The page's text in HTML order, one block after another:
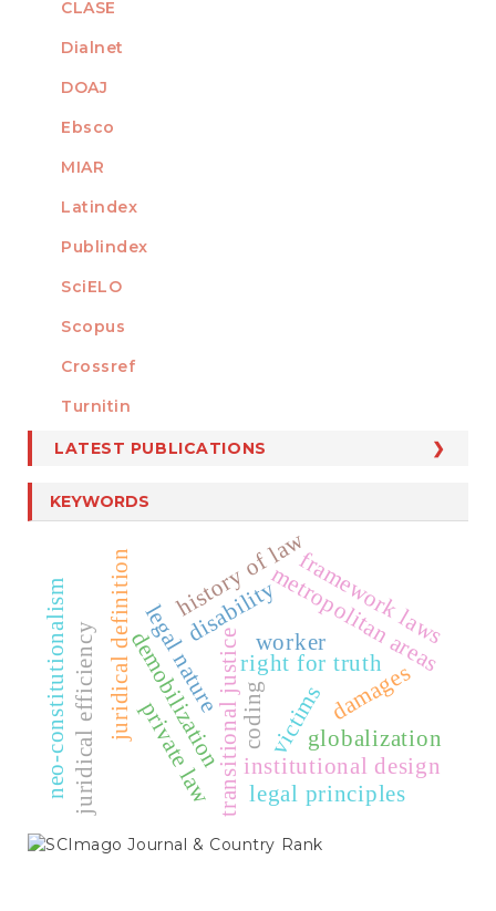
CLASE
Dialnet
DOAJ
Ebsco
MIAR
Latindex
Publindex
SciELO
Scopus
MEMBER OF
Crossref
Turnitin
LATEST PUBLICATIONS
KEYWORDS
transitional justice victims
demobilization right for truth
metropolitan areas
juridical definition
institutional design
juridical efficiency
history of law
coding
neo-constitutionalism legal principles
framework laws
legal nature
globalization
worker
disability
private law
damages
SCIMAGO